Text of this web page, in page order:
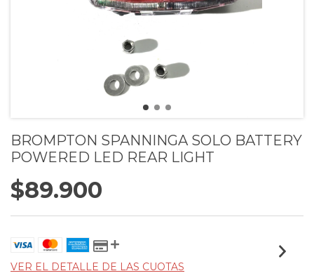
BROMPTON SPANNINGA SOLO BATTERY
POWERED LED REAR LIGHT
$89.900
VER EL DETALLE DE LAS CUOTAS